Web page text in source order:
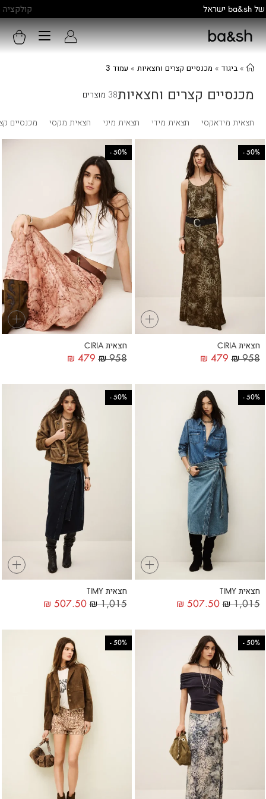
» ביגוד » מכנסיים קצרים וחצאיות » עמוד 3
מכנסיים קצרים וחצאיות38 מוצרים
חצאית מידאקסי חצאית מידי חצאית מיני חצאית מקסי מכנסיים
+
50%
-
חצאית CIRIA
₪958
₪ 479
+
50%
-
חצאית CIRIA
₪958
₪ 479
+
50%
-
חצאית TIMY
₪1,015
₪ 507.50
+
50%
-
חצאית TIMY
₪1,015
₪ 507.50
50%
-
50%
-